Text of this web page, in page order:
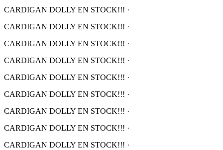
CARDIGAN DOLLY EN STOCK!!! ·
CARDIGAN DOLLY EN STOCK!!! ·
CARDIGAN DOLLY EN STOCK!!! ·
CARDIGAN DOLLY EN STOCK!!! ·
CARDIGAN DOLLY EN STOCK!!! ·
CARDIGAN DOLLY EN STOCK!!! ·
CARDIGAN DOLLY EN STOCK!!! ·
CARDIGAN DOLLY EN STOCK!!! ·
CARDIGAN DOLLY EN STOCK!!! ·